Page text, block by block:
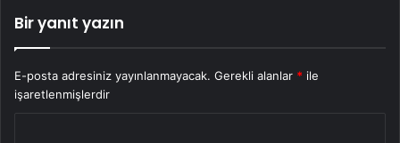
Bir yanıt yazın
E-posta adresiniz yayınlanmayacak. Gerekli alanlar * ile
işaretlenmişlerdir